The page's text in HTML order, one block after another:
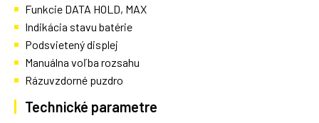
Funkcie DATA HOLD, MAX
Indikácia stavu batérie
Podsvietený displej
Manuálna voľba rozsahu
Rázuvzdorné puzdro
Technické parametre